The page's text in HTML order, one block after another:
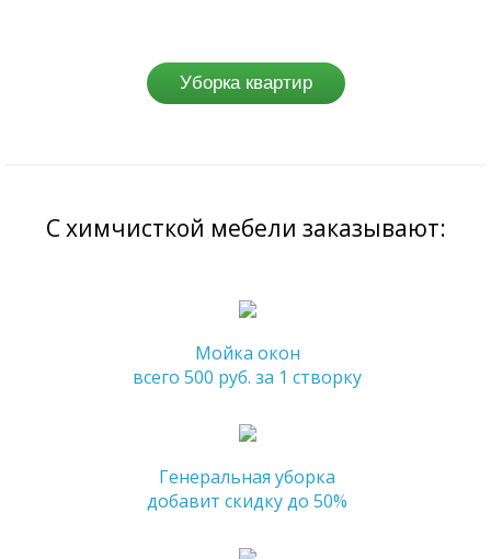
Уборка квартир
С химчисткой мебели заказывают:
Мойка окон
всего 500 руб. за 1 створку
Генеральная уборка
добавит скидку до 50%